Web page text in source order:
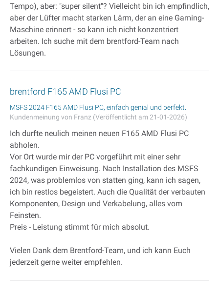
Tempo), aber: "super silent"? Vielleicht bin ich empfindlich,
aber der Lüfter macht starken Lärm, der an eine Gaming-
Maschine erinnert - so kann ich nicht konzentriert
arbeiten. Ich suche mit dem brentford-Team nach
Lösungen.
brentford F165 AMD Flusi PC
MSFS 2024 F165 AMD Flusi PC, einfach genial und perfekt.
Kundenmeinung von Franz (Veröffentlicht am 21-01-2026)
Ich durfte neulich meinen neuen F165 AMD Flusi PC
abholen.
Vor Ort wurde mir der PC vorgeführt mit einer sehr
fachkundigen Einweisung. Nach Installation des MSFS
2024, was problemlos von statten ging, kann ich sagen,
ich bin restlos begeistert. Auch die Qualität der verbauten
Komponenten, Design und Verkabelung, alles vom
Feinsten.
Preis - Leistung stimmt für mich absolut.
Vielen Dank dem Brentford-Team, und ich kann Euch
jederzeit gerne weiter empfehlen.